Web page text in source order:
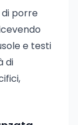
porre
e testi
di